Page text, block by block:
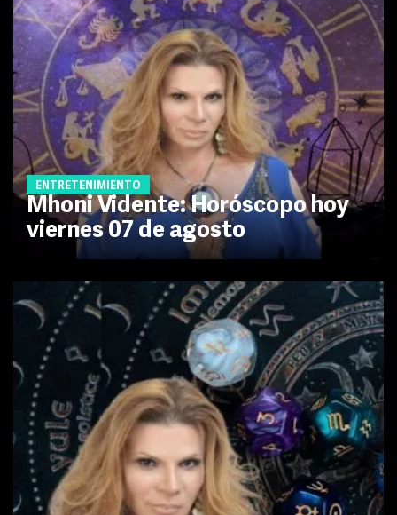
ENTRETENIMIENTO
Mhoni Vidente: Horóscopo hoy
viernes 07 de agosto